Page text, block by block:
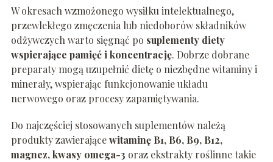
W okresach wzmożonego wysiłku intelektualnego,
przewlekłego zmęczenia lub niedoborów składników
odżywczych warto sięgnąć po suplementy diety
wspierające pamięć i koncentrację. Dobrze dobrane
preparaty mogą uzupełnić dietę o niezbędne witaminy i
minerały, wspierając funkcjonowanie układu
nerwowego oraz procesy zapamiętywania.
Do najczęściej stosowanych suplementów należą
produkty zawierającewitaminę B1, B6, B9, B12,
magnez, kwasy omega-3 oraz ekstrakty roślinne takie